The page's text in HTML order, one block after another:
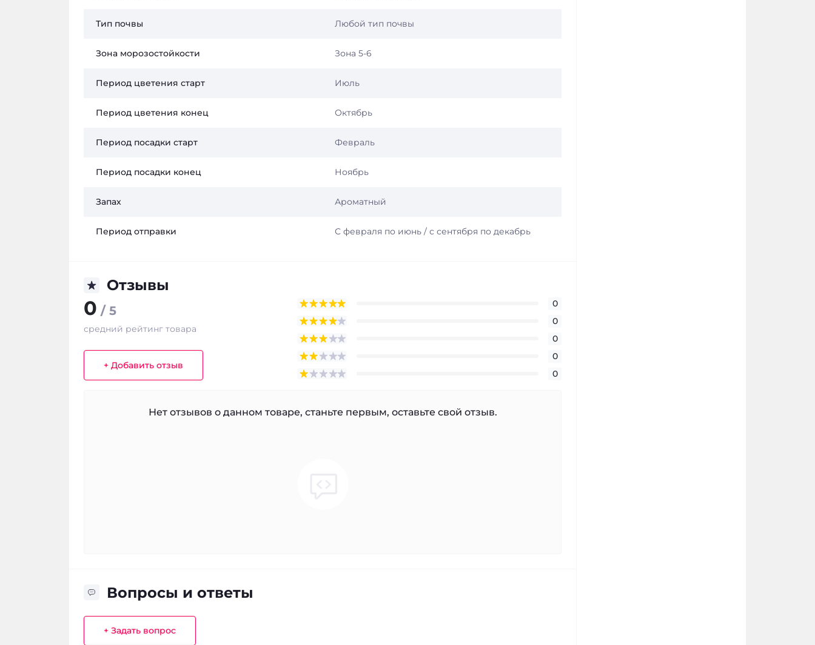
Тип почвы Любой тип почвы
Зона морозостойкости Зона 5-6
Период цветения старт Июль
Период цветения конец Октябрь
Период посадки старт Февраль
Период посадки конец Ноябрь
Запах Ароматный
Период отправки С февраля по июнь / с сентября по декабрь
Отзывы
0 / 5
средний рейтинг товара
+ Добавить отзыв
0
0
0
0
0
Нет отзывов о данном товаре, станьте первым, оставьте свой отзыв.
Вопросы и ответы
+ Задать вопрос